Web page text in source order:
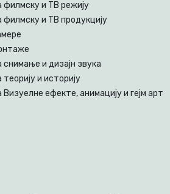
филмску и ТВ режију
филмску и ТВ продукцију
снимање и дизајн звука
и историју
ефекте, анимацију и гејм арт